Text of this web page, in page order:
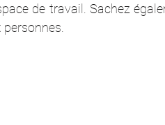
de travail. Sachez